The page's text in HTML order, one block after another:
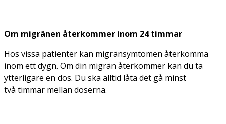
Om migränen återkommer inom 24 timmar
Hos vissa patienter kan migränsymtomen återkomma
inom ett dygn. Om din migrän återkommer kan du ta
ytterligare en dos. Du ska alltid låta det gå minst
två timmar mellan doserna.